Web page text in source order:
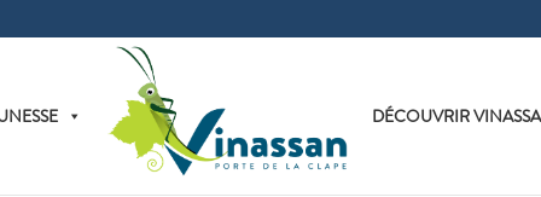
DÉCOUVRIR